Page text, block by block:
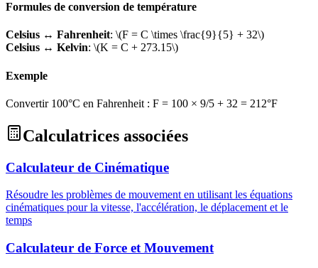
Formules de conversion de température
Celsius ↔ Fahrenheit: \(F = C \times \frac{9}{5} + 32\)
Celsius ↔ Kelvin: \(K = C + 273.15\)
Exemple
Convertir 100°C en Fahrenheit : F = 100 × 9/5 + 32 = 212°F
Calculatrices associées
Calculateur de Cinématique
Résoudre les problèmes de mouvement en utilisant les équations
cinématiques pour la vitesse, l'accélération, le déplacement et le
temps
Calculateur de Force et Mouvement